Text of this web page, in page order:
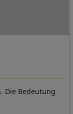
Die Bedeutung